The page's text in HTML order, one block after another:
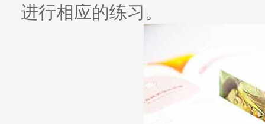
进行相应的练习。